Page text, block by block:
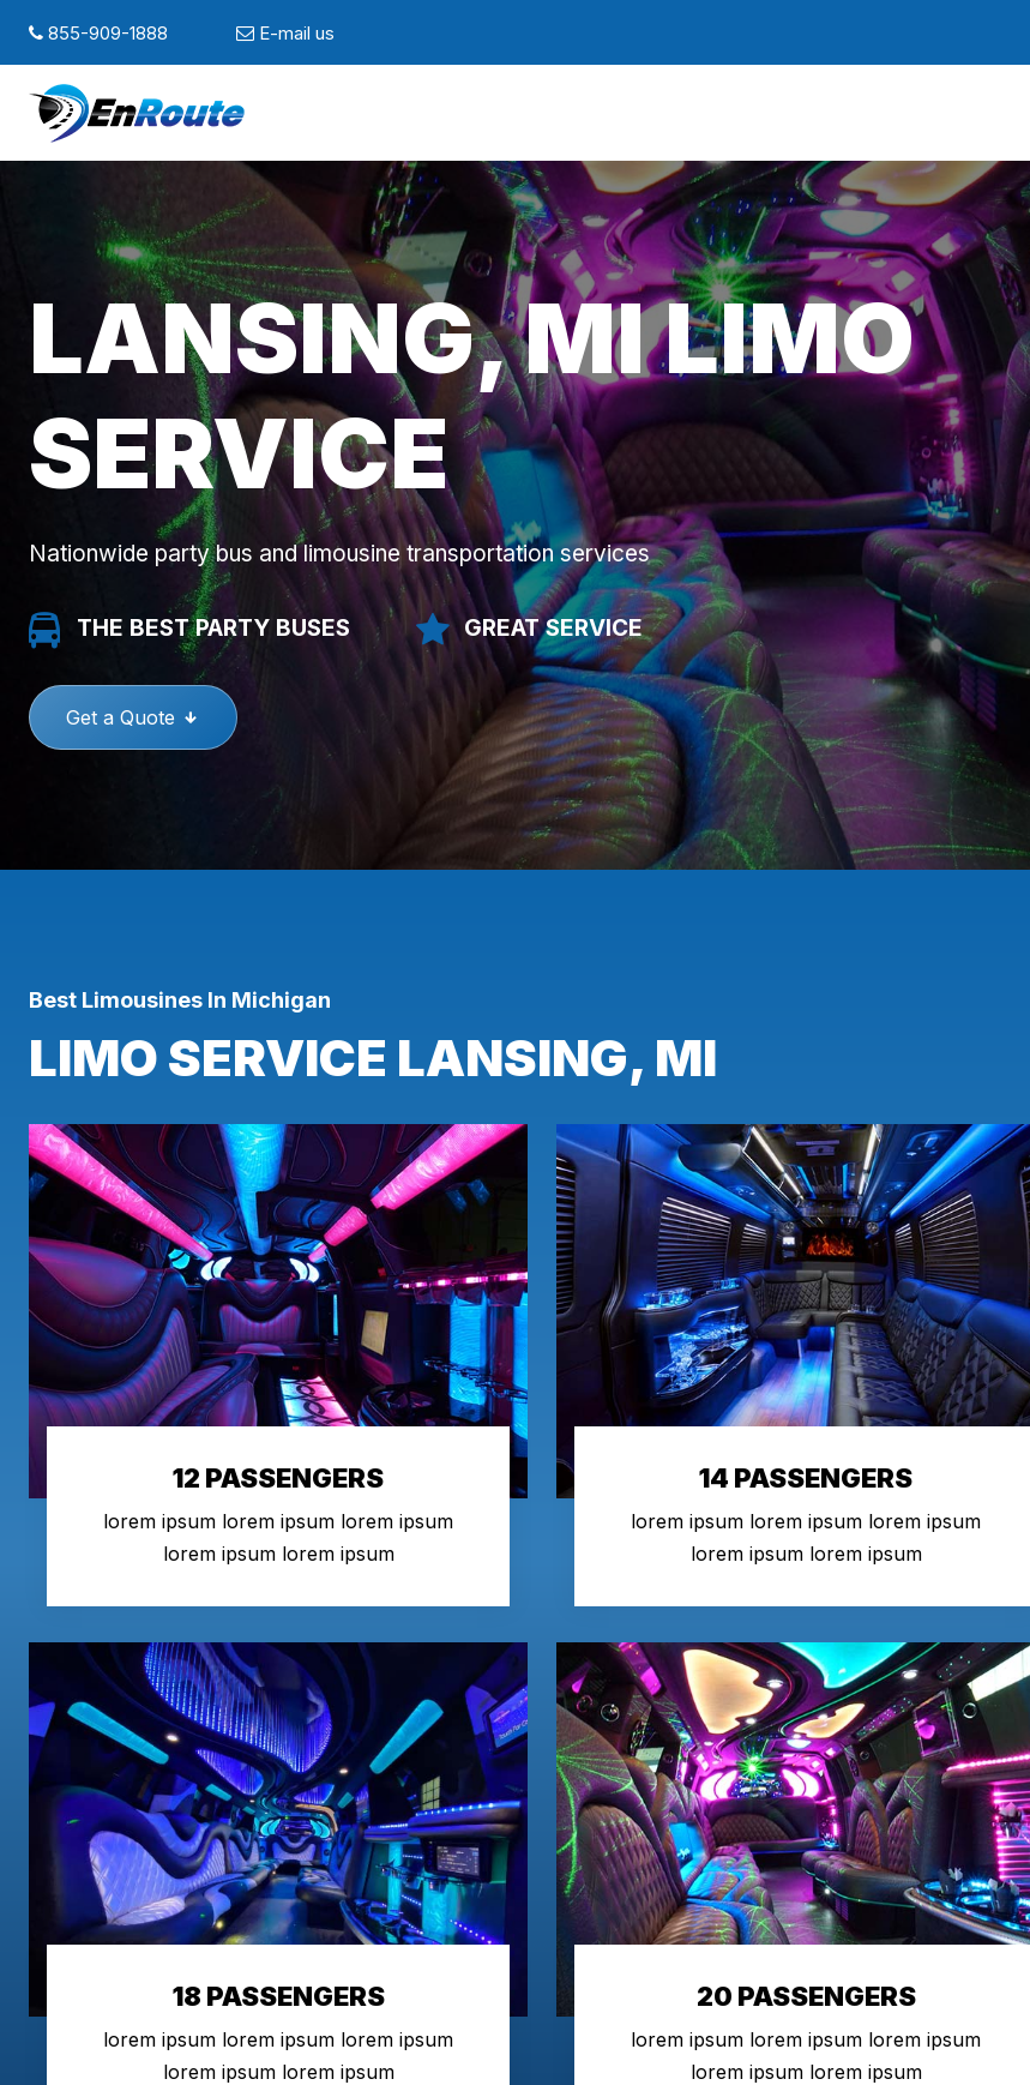
855-909-1888 E-mail us
LANSING, MI LIMO
SERVICE
Nationwide party bus and limousine transportation services
THE BEST PARTY BUSES GREAT SERVICE
Get a Quote
Best Limousines In Michigan
LIMO SERVICE LANSING, MI
12 PASSENGERS
lorem ipsum lorem ipsum lorem ipsum
lorem ipsum lorem ipsum
14 PASSENGERS
lorem ipsum lorem ipsum lorem ipsum
lorem ipsum lorem ipsum
18 PASSENGERS
lorem ipsum lorem ipsum lorem ipsum
lorem ipsum lorem ipsum
20 PASSENGERS
lorem ipsum lorem ipsum lorem ipsum
lorem ipsum lorem ipsum